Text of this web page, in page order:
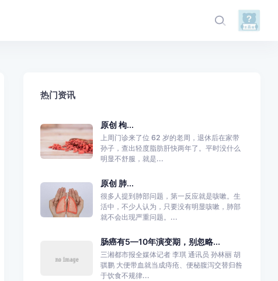
热门资讯
原创 枸...
上周门诊来了位 62 岁的老周，退休后在家带
孙子，查出轻度脂肪肝快两年了。平时没什么
明显不舒服，就是...
原创 肺...
很多人提到肺部问题，第一反应就是咳嗽。生
活中，不少人认为，只要没有明显咳嗽，肺部
就不会出现严重问题。...
肠癌有5—10年演变期，别忽略...
三湘都市报全媒体记者 李琪 通讯员 孙林丽 胡
骐鹏 大便带血就当成痔疮、便秘腹泻交替归咎
于饮食不规律...